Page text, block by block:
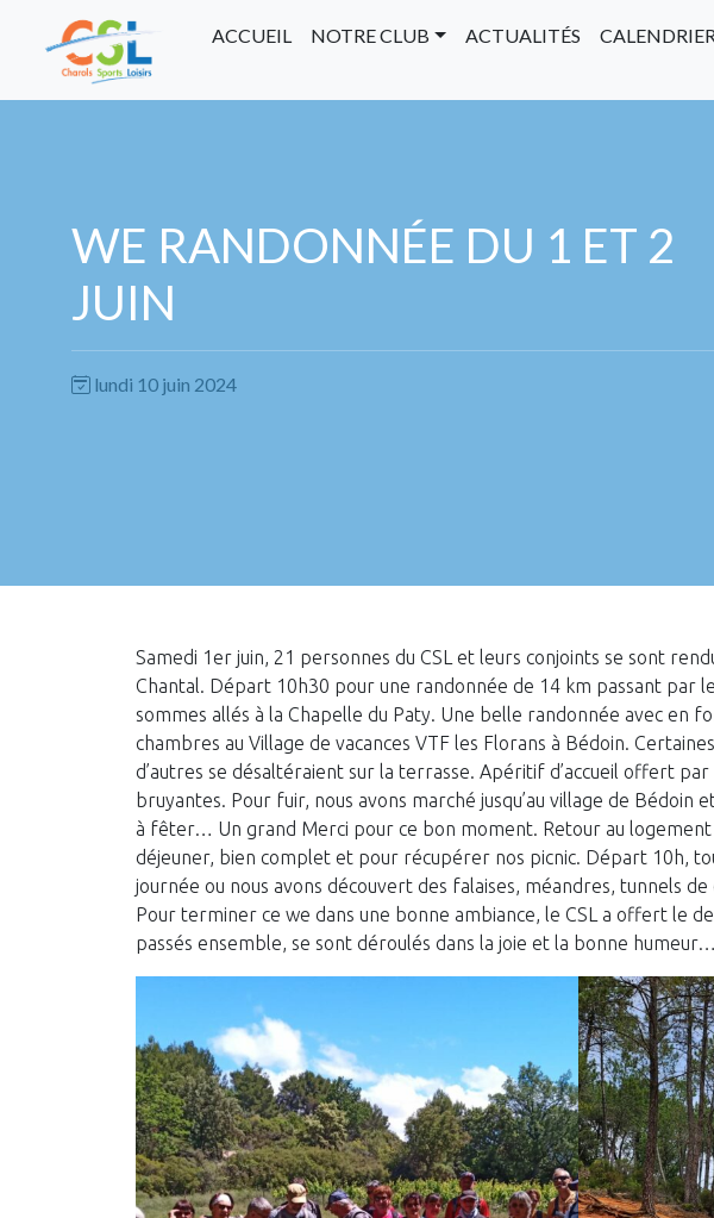
ACCUEIL NOTRE CLUB ACTUALITÉS CALENDRIER
WE RANDONNÉE DU 1 ET 2
JUIN
lundi 10 juin 2024
Samedi 1er juin, 21 personnes du CSL et leurs conjoints se sont
Chantal. Départ 10h30 pour une randonnée de 14 km passant par
sommes allés à la Chapelle du Paty. Une belle randonnée avec en
chambres au Village de vacances VTF les Florans à Bédoin.
d’autres se désaltéraient sur la terrasse. Apéritif d’accueil offert
bruyantes. Pour fuir, nous avons marché jusqu’au village de
à fêter… Un grand Merci pour ce bon moment. Retour au
déjeuner, bien complet et pour récupérer nos picnic. Départ 10h,
journée ou nous avons découvert des falaises, méandres, tunnels
Pour terminer ce we dans une bonne ambiance, le CSL a offert le
passés ensemble, se sont déroulés dans la joie et la bonne humeur…